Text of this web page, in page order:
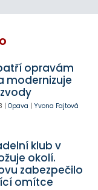
opravám
modernizuje
| Opava | Yvona Fajtová
klub v
okolí.
zabezpečilo
omítce